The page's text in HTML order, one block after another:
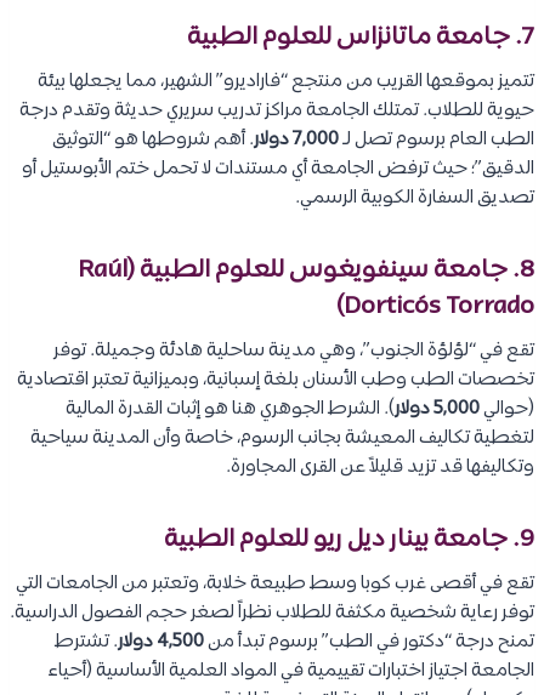
7. جامعة ماتانزاس للعلوم الطبية
تتميز بموقعها القريب من منتجع “فاراديرو” الشهير، مما يجعلها بيئة
حيوية للطلاب. تمتلك الجامعة مراكز تدريب سريري حديثة وتقدم درجة
الطب العام برسوم تصل لـ7,000 دولار
. أهم شروطها هو “التوثيق
الدقيق”؛ حيث ترفض الجامعة أي مستندات لا تحمل ختم الأبوستيل أو
تصديق السفارة الكوبية الرسمي.
8. جامعة سينفويغوس للعلوم الطبية (Raúl
Dorticós Torrado)
تقع في “لؤلؤة الجنوب”، وهي مدينة ساحلية هادئة وجميلة. توفر
تخصصات الطب وطب الأسنان بلغة إسبانية، وبميزانية تعتبر اقتصادية
(حوالي5,000 دولار
). الشرط الجوهري هنا هو إثبات القدرة المالية
لتغطية تكاليف المعيشة بجانب الرسوم، خاصة وأن المدينة سياحية
وتكاليفها قد تزيد قليلاً عن القرى المجاورة.
9. جامعة بينار ديل ريو للعلوم الطبية
تقع في أقصى غرب كوبا وسط طبيعة خلابة، وتعتبر من الجامعات التي
توفر رعاية شخصية مكثفة للطلاب نظراً لصغر حجم الفصول الدراسية.
تمنح درجة “دكتور في الطب” برسوم تبدأ من4,500 دولار
. تشترط
الجامعة اجتياز اختبارات تقييمية في المواد العلمية الأساسية (أحياء